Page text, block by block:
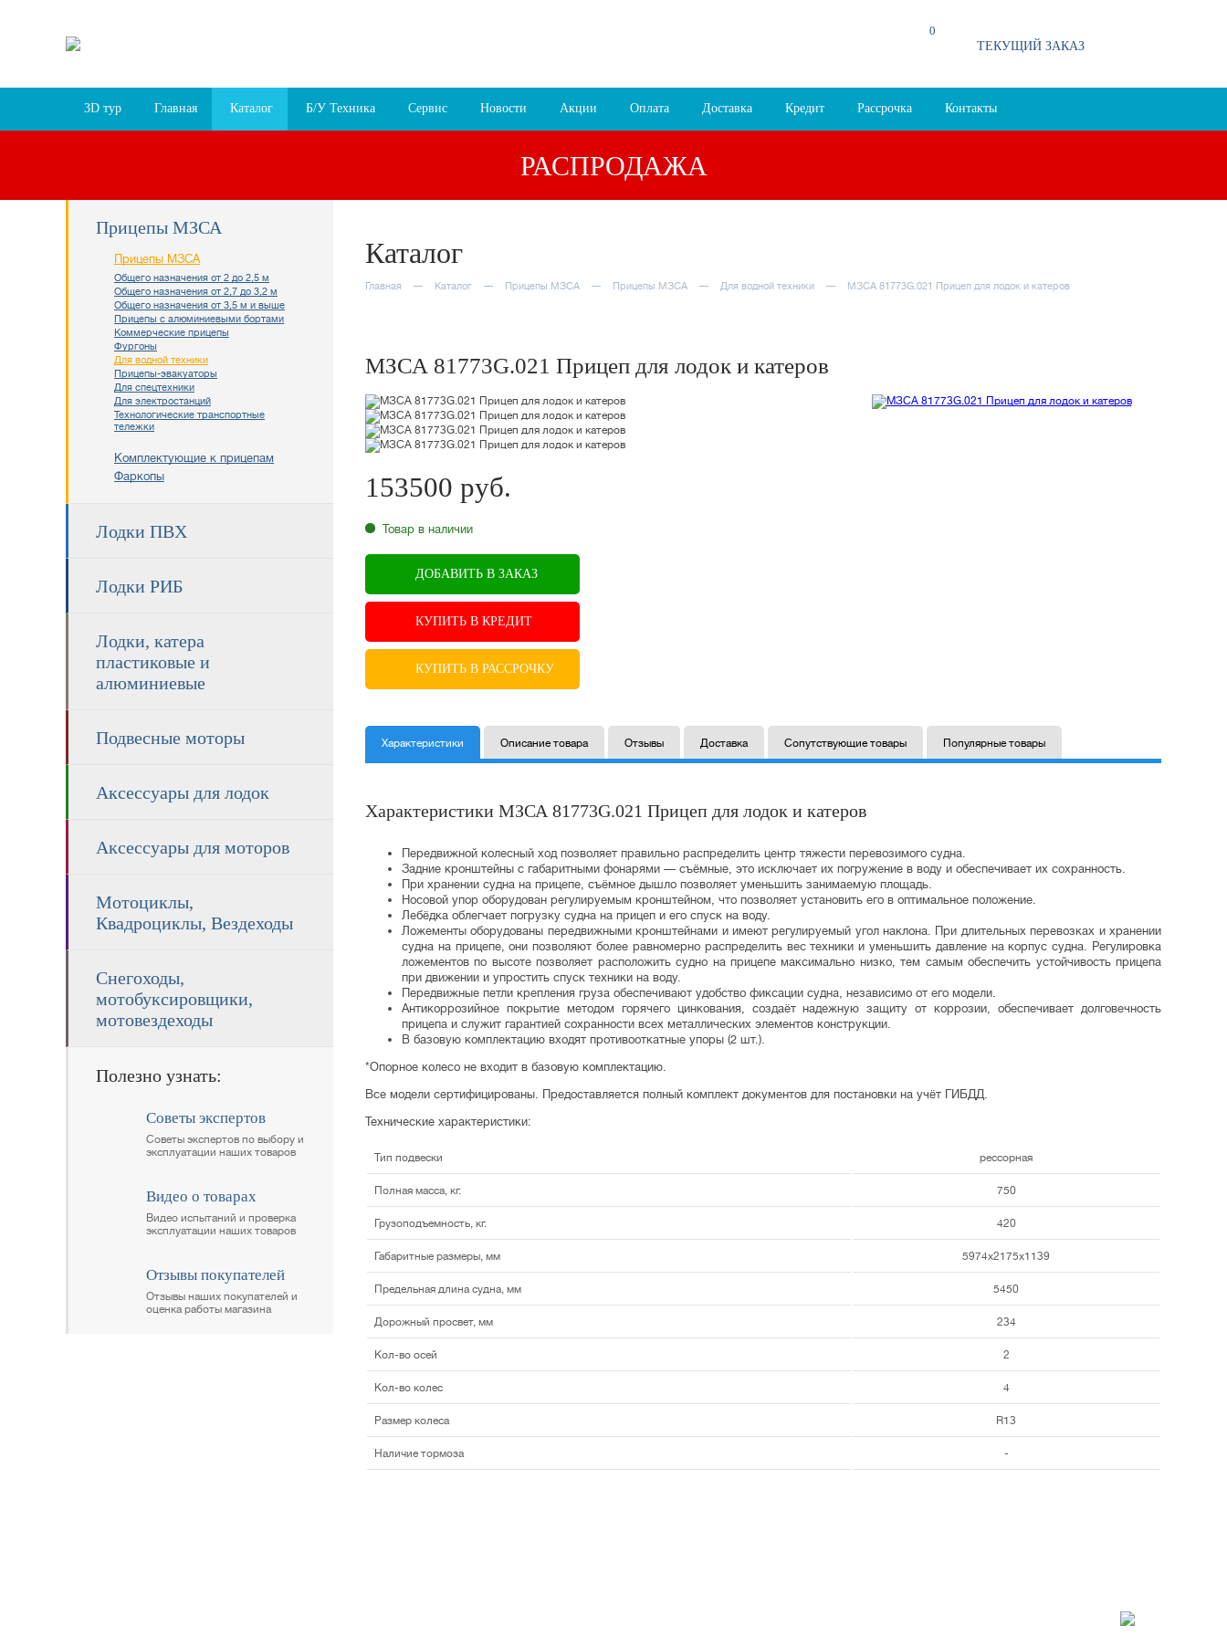
0
ТЕКУЩИЙ ЗАКАЗ
3D тур Главная Каталог Б/У Техника Сервис Новости Акции Оплата Доставка Кредит Рассрочка Контакты
РАСПРОДАЖА
Прицепы МЗСА
Прицепы МЗСА
Общего назначения от 2 до 2,5 м
Общего назначения от 2,7 до 3,2 м
Общего назначения от 3,5 м и выше
Прицепы с алюминиевыми бортами
Коммерческие прицепы
Фургоны
Для водной техники
Прицепы-эвакуаторы
Для спецтехники
Для электростанций
Технологические транспортные
тележки
Комплектующие к прицепам
Фаркопы
Лодки ПВХ
Лодки РИБ
Лодки, катера
пластиковые и
алюминиевые
Подвесные моторы
Аксессуары для лодок
Аксессуары для моторов
Мотоциклы,
Квадроциклы, Вездеходы
Снегоходы,
мотобуксировщики,
мотовездеходы
Полезно узнать:
Советы экспертов
Советы экспертов по выбору и
эксплуатации наших товаров
Видео о товарах
Видео испытаний и проверка
эксплуатации наших товаров
Отзывы покупателей
Отзывы наших покупателей и
оценка работы магазина
Каталог
Главная Каталог Прицепы МЗСА Прицепы МЗСА Для водной техники МЗСА 81773G.021 Прицеп для лодок и катеров
МЗСА 81773G.021 Прицеп для лодок и катеров
153500 руб.
RUB
Товар в наличии
ДОБАВИТЬ В ЗАКАЗ
КУПИТЬ В КРЕДИТ
КУПИТЬ В РАССРОЧКУ
Характеристики Описание товара Отзывы Доставка Сопутствующие товары Популярные товары
Характеристики МЗСА 81773G.021 Прицеп для лодок и катеров
Передвижной колесный ход позволяет правильно распределить центр тяжести перевозимого судна.
Задние кронштейны с габаритными фонарями — съёмные , это исключает их погружение в воду и обеспечивает их сохранность.
При хранении судна на прицепе, съёмное дышло позволяет уменьшить занимаемую площадь.
Носовой упор оборудован регулируемым кронштейном, что позволяет установить его в оптимальное положение.
Лебёдка облегчает погрузку судна на прицеп и его спуск на воду.
Ложементы оборудованы передвижными кронштейнами и имеют регулируемый угол наклона. При длительных перевозках и хранении
судна на прицепе, они позволяют более равномерно распределить вес техники и уменьшить давление на корпус судна. Регулировка
ложементов по высоте позволяет расположить судно на прицепе максимально низко, тем самым обеспечить устойчивость прицепа
при движении и упростить спуск техники на воду.
Передвижные петли крепления груза обеспечивают удобство фиксации судна, независимо от его модели.
Антикоррозийное покрытие методом горячего цинкования, создаёт надежную защиту от коррозии, обеспечивает долговечность
прицепа и служит гарантией сохранности всех металлических элементов конструкции.
В базовую комплектацию входят противооткатные упоры (2 шт.)
*Опорное колесо не входит в базовую комплектацию.
Все модели сертифицированы. Предоставляется полный комплект документов для постановки на учёт ГИБДД.
Технические характеристики:
Тип подвески рессорная
Полная масса, кг. 750
Грузоподъемность, кг. 420
Габаритные размеры, мм 5974х2175х1139
Предельная длина судна, мм 5450
Дорожный просвет, мм 234
Кол-во осей 2
Кол-во колес 4
Размер колеса R13
Наличие тормоза -